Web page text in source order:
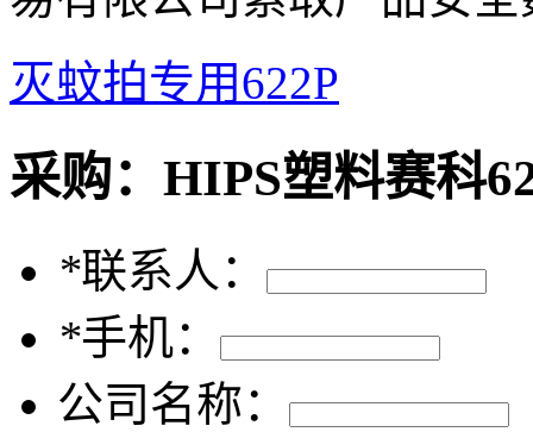
灭蚊拍专用622P
采购： HIPS塑料赛科
*联系人：
*手机：
公司名称：